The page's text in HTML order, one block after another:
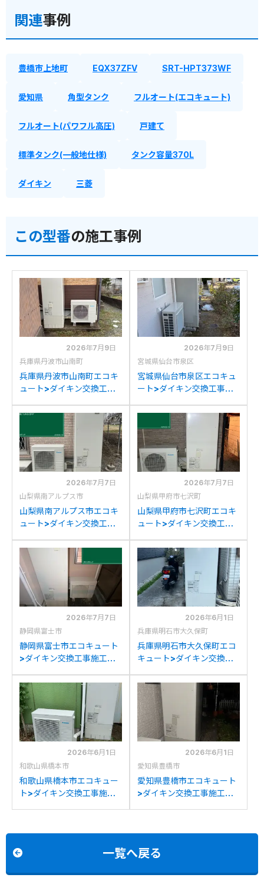
関連事例
豊橋市上地町 EQX37ZFV SRT-HPT373WF
愛知県 角型タンク フルオート(エコキュート)
フルオート(パワフル高圧) 戸建て
標準タンク(一般地仕様) タンク容量370L
ダイキン 三菱
この型番の施工事例
2026年7月9日
兵庫県丹波市山南町
兵庫県丹波市山南町エコキ
ュート>ダイキン交換工事
EQK37MFCVからダイキン
EQX37ZFVへの交換
2026年7月9日
宮城県仙台市泉区
宮城県仙台市泉区エコキュ
ート>ダイキン交換工事施
HPT46WX4からダイキン
EQX37ZFVへの交換
2026年7月7日
山梨県南アルプス市
山梨県南アルプス市エコキ
ュート>ダイキン交換工事
37AW1からダイキン
EQX37ZFVへの交換
2026年7月7日
山梨県甲府市七沢町
山梨県甲府市七沢町エコキ
ュート>ダイキン交換工事
TU37KFCVからダイキン
EQX37ZFVへの交換
2026年7月7日
静岡県富士市
静岡県富士市エコキュート
>ダイキン交換工事施工事
らダイキンEQX37ZFVへの
交換
2026年6月1日
兵庫県明石市大久保町
兵庫県明石市大久保町エコ
キュート>ダイキン交換工
HPT37WX4からダイキン
EQX37ZFVへの交換
2026年6月1日
和歌山県橋本市
和歌山県橋本市エコキュー
ト>ダイキン交換工事施工
2026年6月1日
愛知県豊橋市
愛知県豊橋市エコキュート
>ダイキン交換工事施工事
一覧へ戻る